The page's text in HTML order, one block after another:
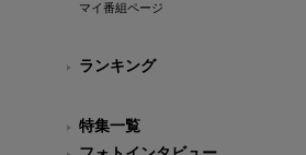
マイ番組ページ
ランキング
特集一覧